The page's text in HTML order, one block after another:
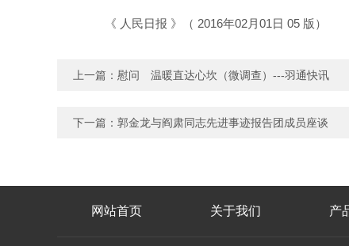
《 人民日报 》（ 2016年02月01日 05 版）
上一篇： 慰问 温暖直达心坎（微调查）---羽通快讯
下一篇： 郭金龙与阎肃同志先进事迹报告团成员座谈
网站首页 关于我们 产